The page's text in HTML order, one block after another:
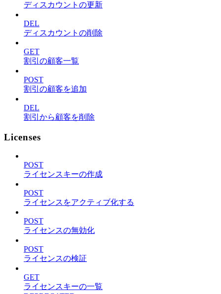
ディスカウントの更新
DEL
ディスカウントの削除
GET
割引の顧客一覧
POST
割引の顧客を追加
DEL
割引から顧客を削除
Licenses
POST
ライセンスキーの作成
POST
ライセンスをアクティブ化する
POST
ライセンスの無効化
POST
ライセンスの検証
GET
ライセンスキーの一覧